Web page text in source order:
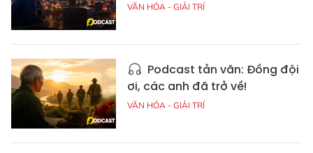
VĂN HÓA - GIẢI TRÍ
Podcast tản văn: Đồng đội
ơi, các anh đã trở về!
VĂN HÓA - GIẢI TRÍ